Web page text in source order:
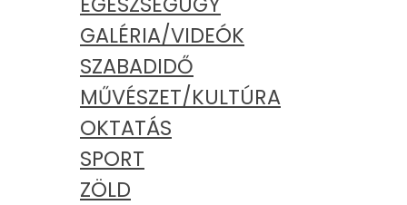
GALÉRIA/VIDEÓK
SZABADIDŐ
MŰVÉSZET/KULTÚRA
OKTATÁS
SPORT
ZÖLD